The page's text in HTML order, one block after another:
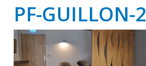
PF-GUILLON-2